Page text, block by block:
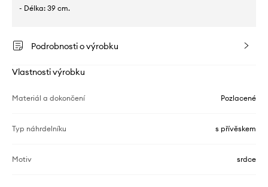
- Délka: 39 cm.
Podrobnosti o výrobku
Vlastnosti výrobku
Materiál a dokončení Pozlacené
Typ náhrdelníku s přívěskem
Motiv srdce